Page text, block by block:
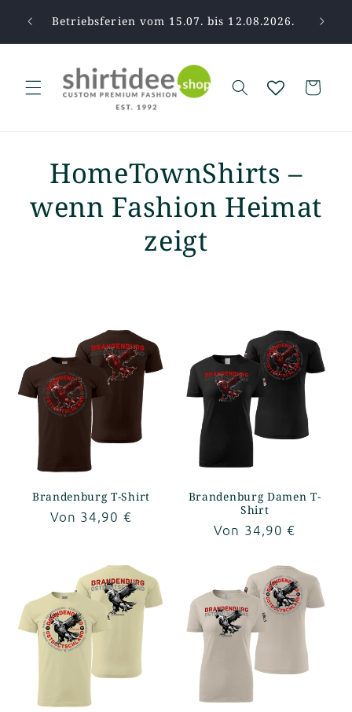
zum
Betriebsferien vom 15.07. bis 12.08.2026.
Warenkorb
HomeTownShirts –
wenn Fashion Heimat
zeigt
Brandenburg T-Shirt
Normaler
Von 34,90 €
Brandenburg Damen T-
Shirt
Normaler
Von 34,90 €